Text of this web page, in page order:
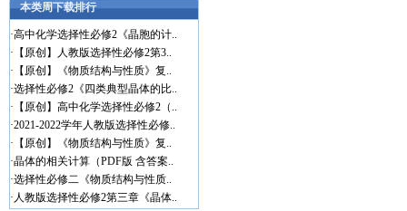
本类周下载排行
·高中化学选择性必修2《晶胞的计..
· 【原创】人教版选择性必修2第3..
· 【原创】《物质结构与性质》复..
·选择性必修2《四类典型晶体的比..
· 【原创】高中化学选择性必修2（..
·2021-2022学年人教版选择性必修..
· 【原创】《物质结构与性质》复..
·晶体的相关计算（PDF版 含答案..
·选择性必修二《物质结构与性质..
· 人教版选择性必修2第三章《晶体..